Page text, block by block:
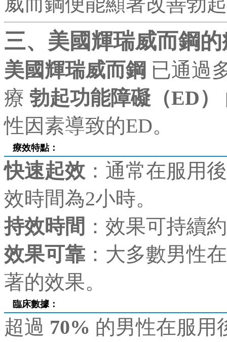
三、美國輝瑞威而鋼
美國輝瑞威而鋼 已通過
療 勃起功能障礙（ED）
性因素導致的ED。
療效特點：
快速起效 ：通常在服用
效時間為2小時。
持效時間 ：效果可持續
效果可靠 ：大多數男性
著的效果。
臨床數據：
超過 70% 的男性在服用